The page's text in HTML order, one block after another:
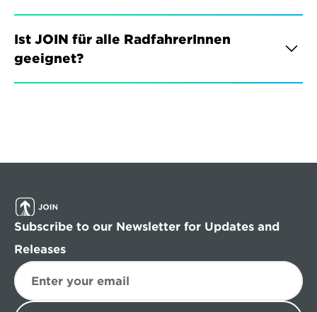
Ist JOIN für alle RadfahrerInnen
geeignet?
Subscribe to our Newsletter for Updates and
Releases